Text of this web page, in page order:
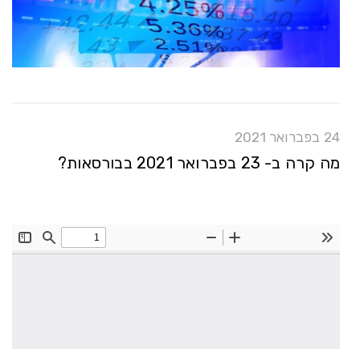
24 בפברואר 2021
מה קרה ב- 23 בפברואר 2021 בבורסאות?